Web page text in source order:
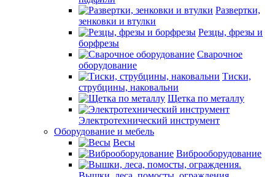
Развертки,
зенковки и втулки
Резцы, фрезы и
борфрезы
Сварочное
оборудование
Тиски,
струбцины, наковальни
Щетка по металлу
Электротехнический инструмент
Оборудование и мебель
Весы
Виброоборудование